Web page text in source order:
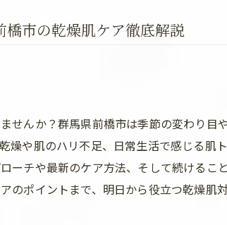
市の乾燥肌ケア徹底解説
せんか？群馬県前橋市は季節の変わり
燥や肌のハリ不足、日常生活で感じる
ーチや最新のケア方法、そして続ける
のポイントまで、明日から役立つ乾燥肌対